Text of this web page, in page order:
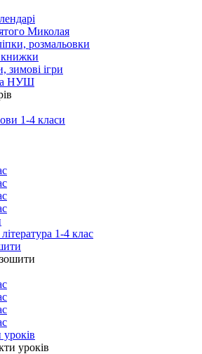
Миколая
розмальовки
книжки
зимові ігри
НУШ
1-4 класи
1-4 клас
уроків